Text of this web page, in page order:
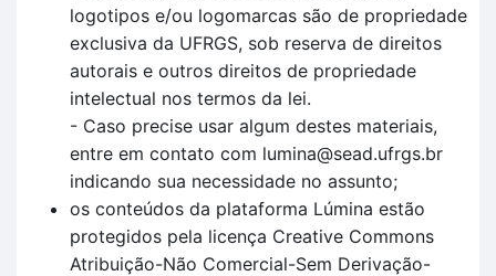
logotipos e/ou logomarcas são de propriedade
exclusiva da UFRGS, sob reserva de direitos
autorais e outros direitos de propriedade
intelectual nos termos da lei.
- Caso precise usar algum destes materiais,
entre em contato com lumina@sead.ufrgs.br
indicando sua necessidade no assunto;
os conteúdos da plataforma Lúmina estão
protegidos pela licença Creative Commons
Atribuição-Não Comercial-Sem Derivação-